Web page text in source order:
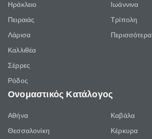
Ηράκλειο
Πειραιάς
Λάρισα
Καλλιθέα
Σέρρες
Ρόδος
Ιωάννινα
Τρίπολη
Περισσότερα
Ονομαστικός Κατάλογος
Αθήνα
Θεσσαλονίκη
Καβάλα
Κέρκυρα